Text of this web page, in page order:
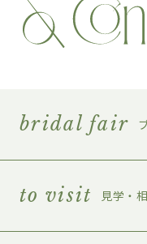
bridal fair
to visit 見学・